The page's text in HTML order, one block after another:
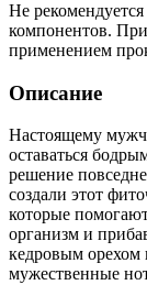
Не
компонентов.
применением
Описание
Настоящему
оставаться
решение
создали этот
которые
организм и
кедровым
мужественные